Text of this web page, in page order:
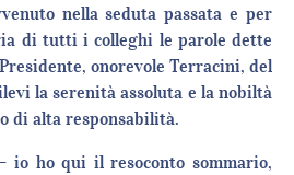
nella seduta passata e per
di tutti i colleghi le parole dette
onorevole Terracini, del
la serenità assoluta e la nobiltà
di alta responsabilità.
io ho qui il resoconto sommario,